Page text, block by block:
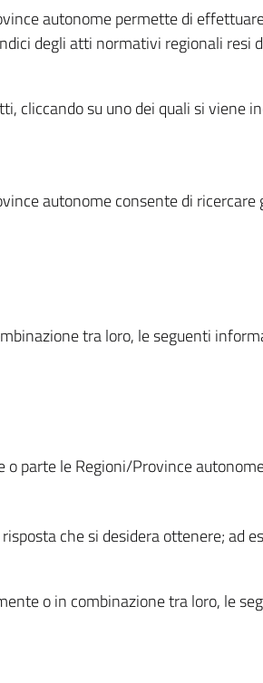
autonome permette di
degli atti normativi regionali resi
cliccando su uno dei quali si viene
autonome consente di
tra loro, le seguenti
parte le Regioni/Province
che si desidera ottenere; ad
o in combinazione tra loro, le